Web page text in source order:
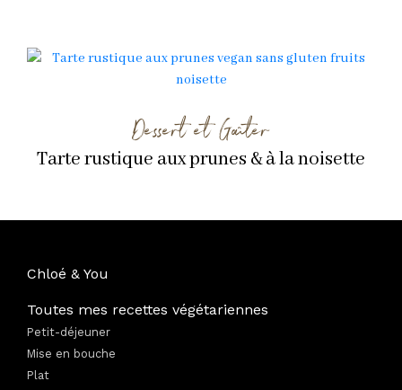
Dessert et Goûter
Tarte rustique aux prunes & à la noisette
Chloé & You
Toutes mes recettes végétariennes
Petit-déjeuner
Mise en bouche
Plat